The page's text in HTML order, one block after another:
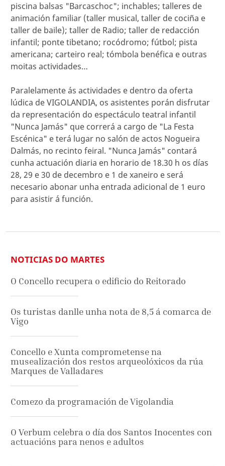
piscina balsas "Barcaschoc"; inchables; talleres de
animación familiar (taller musical, taller de cociña e
taller de baile); taller de Radio; taller de redacción
infantil; ponte tibetano; rocódromo; fútbol; pista
americana; carteiro real; tómbola benéfica e outras
moitas actividades…
Paralelamente ás actividades e dentro da oferta
lúdica de VIGOLANDIA, os asistentes porán disfrutar
da representación do espectáculo teatral infantil
"Nunca Jamás" que correrá a cargo de "La Festa
Escénica" e terá lugar no salón de actos Nogueira
Dalmás, no recinto feiral. "Nunca Jamás" contará
cunha actuación diaria en horario de 18.30 h os días
28, 29 e 30 de decembro e 1 de xaneiro e será
necesario abonar unha entrada adicional de 1 euro
para asistir á función.
NOTICIAS DO MARTES
O Concello recupera o edificio do Reitorado
Os turistas danlle unha nota de 8,5 á comarca de
Vigo
Concello e Xunta comprometense na
musealización dos restos arqueolóxicos da rúa
Marques de Valladares
Comezo da programación de Vigolandia
O Verbum celebra o día dos Santos Inocentes con
actuacións para nenos e adultos